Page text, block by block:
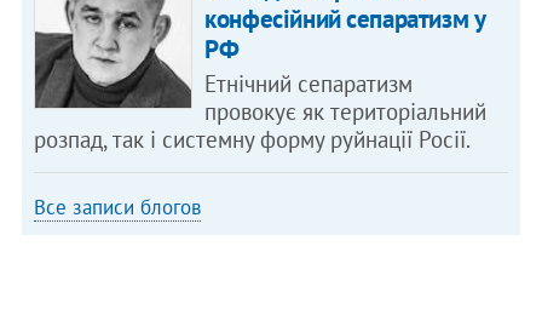
конфесійний сепаратизм у
РФ
Етнічний сепаратизм
провокує як територіальний
розпад, так і системну форму руйнації Росії.
Все записи блогов